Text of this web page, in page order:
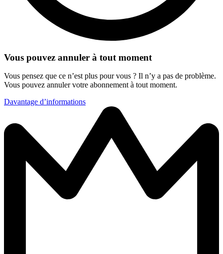
Vous pouvez annuler à tout moment
Vous pensez que ce n’est plus pour vous ? Il n’y a pas de problème.
Vous pouvez annuler votre abonnement à tout moment.
Davantage d’informations